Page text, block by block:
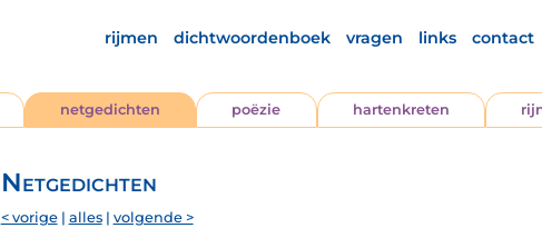
rijmen dichtwoordenboek vragen links contact
netgedichten poëzie hartenkreten
Netgedichten
< vorige| alles| volgende >